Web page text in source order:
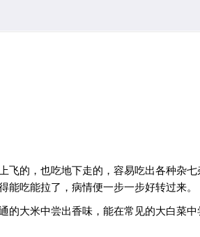
的，也吃地下走的，容易吃出各种杂
吃能拉了，病情便一步一步好转过来。
大米中尝出香味，能在常见的大白菜